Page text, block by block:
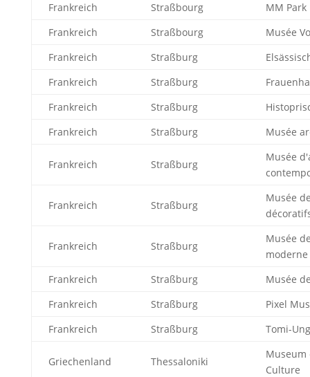
Frankreich
Straßbourg
MM Park
Frankreich
Straßbourg
Musée
Frankreich
Straßburg
Frankreich
Straßburg
Frankreich
Straßburg
Frankreich
Straßburg Musée
Frankreich Straßburg
Musée
Frankreich Straßburg
Musée
Frankreich Straßburg
Musée
moderne
Frankreich
Straßburg
Musée
Frankreich
Straßburg
Pixel
Frankreich
Straßburg Tomi-
Griechenland Thessaloniki
Museum
Culture